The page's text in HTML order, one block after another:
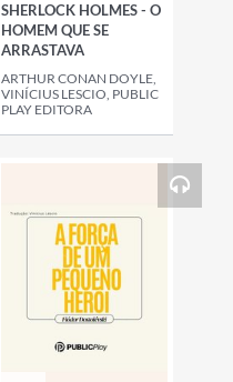
SHERLOCK HOLMES - O
HOMEM QUE SE
ARRASTAVA
ARTHUR CONAN DOYLE,
VINÍCIUS LESCIO, PUBLIC
PLAY EDITORA